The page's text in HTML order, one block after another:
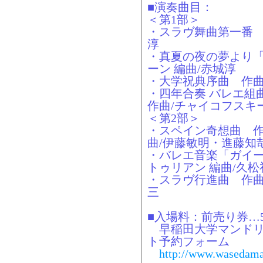
■演奏曲目：
＜第1部＞
・スラヴ舞曲第一
淳
・真夏の夜の夢よ
ーン 編曲/赤城淳
・大学祝典序曲 作
・四年合奏 バレエ
作曲/チャイコフスキ
＜第2部＞
・スペイン奇想曲
曲/伊藤敏明・進藤知
・バレエ音楽「ガ
トゥリアン 編曲/久松
・スラヴ行進曲 作
三
■入場料：前売り券
早稲田大学マンド
ト予約フォーム
http://